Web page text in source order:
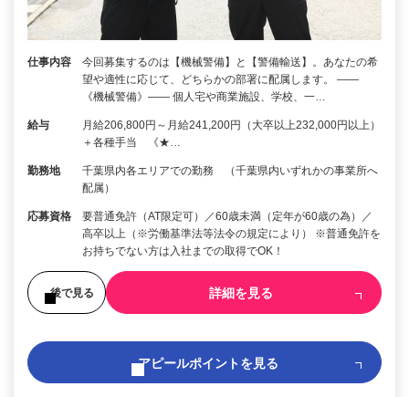
仕事内容
今回募集するのは【機械警備】と【警備輸送】。あなたの希
望や適性に応じて、どちらかの部署に配属します。 ――
《機械警備》―― 個人宅や商業施設、学校、一…
給与
月給206,800円～月給241,200円（大卒以上232,000円以上）
＋各種手当 《★…
勤務地
千葉県内各エリアでの勤務 （千葉県内いずれかの事業所へ
配属）
応募資格
要普通免許（AT限定可）／60歳未満（定年が60歳の為）／
高卒以上（※労働基準法等法令の規定により） ※普通免許を
お持ちでない方は入社までの取得でOK！
後で見る 詳細を見る
アピールポイントを見る